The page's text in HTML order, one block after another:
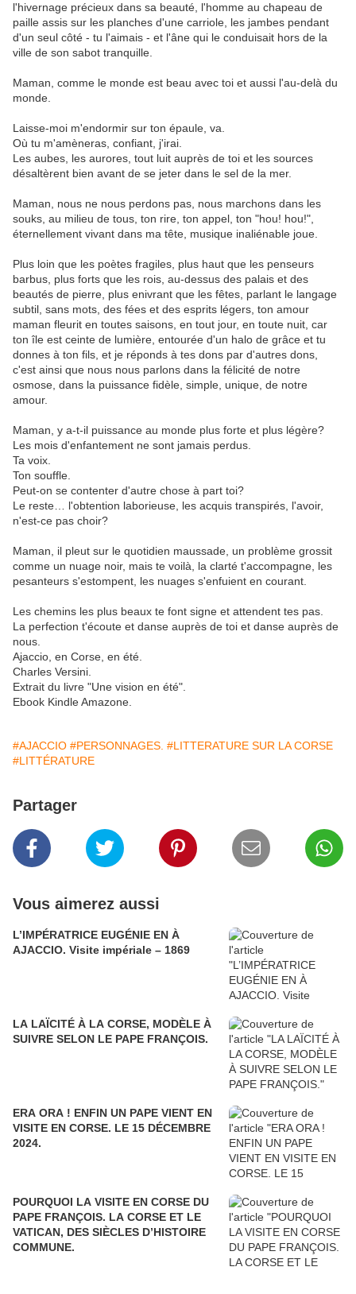
l'hivernage précieux dans sa beauté, l'homme au chapeau de
paille assis sur les planches d'une carriole, les jambes pendant
d'un seul côté - tu l'aimais - et l'âne qui le conduisait hors de la
ville de son sabot tranquille.
Maman, comme le monde est beau avec toi et aussi l'au-delà du
monde.
Laisse-moi m'endormir sur ton épaule, va.
Où tu m'amèneras, confiant, j'irai.
Les aubes, les aurores, tout luit auprès de toi et les sources
désaltèrent bien avant de se jeter dans le sel de la mer.
Maman, nous ne nous perdons pas, nous marchons dans les
souks, au milieu de tous, ton rire, ton appel, ton "hou! hou!",
éternellement vivant dans ma tête, musique inaliénable joue.
Plus loin que les poètes fragiles, plus haut que les penseurs
barbus, plus forts que les rois, au-dessus des palais et des
beautés de pierre, plus enivrant que les fêtes, parlant le langage
subtil, sans mots, des fées et des esprits légers, ton amour
maman fleurit en toutes saisons, en tout jour, en toute nuit, car
ton île est ceinte de lumière, entourée d'un halo de grâce et tu
donnes à ton fils, et je réponds à tes dons par d'autres dons,
c'est ainsi que nous nous parlons dans la félicité de notre
osmose, dans la puissance fidèle, simple, unique, de notre
amour.
Maman, y a-t-il puissance au monde plus forte et plus légère?
Les mois d'enfantement ne sont jamais perdus.
Ta voix.
Ton souffle.
Peut-on se contenter d'autre chose à part toi?
Le reste… l'obtention laborieuse, les acquis transpirés, l'avoir,
n'est-ce pas choir?
Maman, il pleut sur le quotidien maussade, un problème grossit
comme un nuage noir, mais te voilà, la clarté t'accompagne, les
pesanteurs s'estompent, les nuages s'enfuient en courant.
Les chemins les plus beaux te font signe et attendent tes pas.
La perfection t'écoute et danse auprès de toi et danse auprès de
nous.
Ajaccio, en Corse, en été.
Charles Versini.
Extrait du livre "Une vision en été".
Ebook Kindle Amazone.
#AJACCIO #PERSONNAGES. #LITTERATURE SUR LA CORSE
#LITTÉRATURE
Partager
Vous aimerez aussi
L’IMPÉRATRICE EUGÉNIE EN À
AJACCIO. Visite impériale – 1869
LA LAÏCITÉ À LA CORSE, MODÈLE À
SUIVRE SELON LE PAPE FRANÇOIS.
ERA ORA ! ENFIN UN PAPE VIENT EN
VISITE EN CORSE. LE 15 DÉCEMBRE
2024.
POURQUOI LA VISITE EN CORSE DU
PAPE FRANÇOIS. LA CORSE ET LE
VATICAN, DES SIÈCLES D’HISTOIRE
COMMUNE.